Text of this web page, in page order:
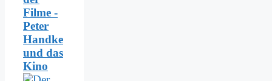
Filme -
Peter
Handke
und das
Kino